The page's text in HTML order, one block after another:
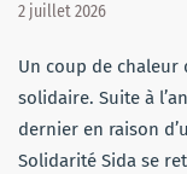
2 juillet 2026
Un coup de chaleur
solidaire. Suite à
dernier en raison
Solidarité Sida se